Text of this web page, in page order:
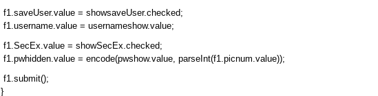
f1.saveUser.value = showsaveUser.checked;
f1.username.value = usernameshow.value;
f1.SecEx.value = showSecEx.checked;
f1.pwhidden.value = encode(pwshow.value, parseInt(f1.picnum.value));
f1.submit();
}